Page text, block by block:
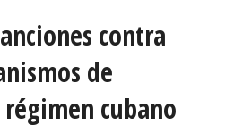
contra
de
cubano